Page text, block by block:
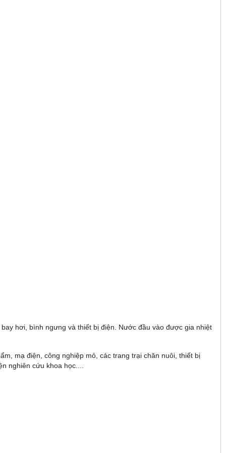
hơi, bình ngưng và thiết bị điện. Nước đầu vào được gia nhiệt
mạ điện, công nghiệp mỏ, các trang trại chăn nuôi, thiết bị
nghiên cứu khoa học....